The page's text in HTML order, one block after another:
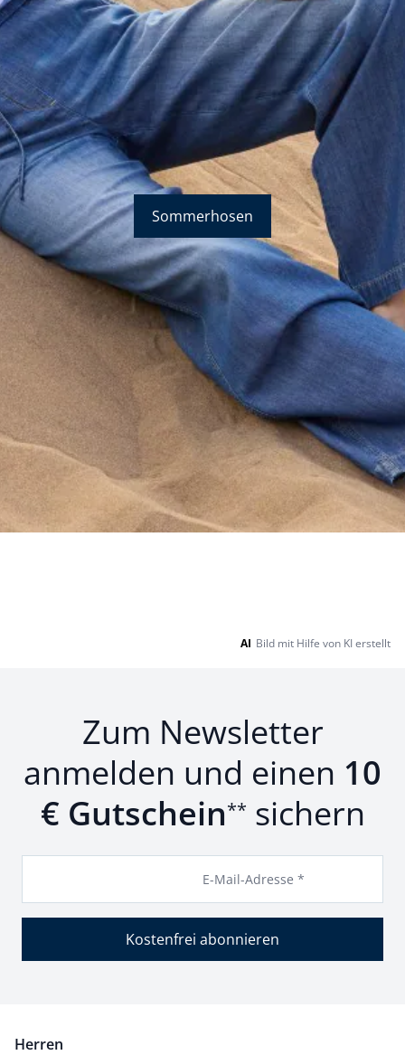
Bildverlinkung
Sommerhosen
AI Bild mit Hilfe von KI erstellt
Zum Newsletter
anmelden und einen 10
€ Gutschein** sichern
E-Mail-Adresse *
Kostenfrei abonnieren
Herren